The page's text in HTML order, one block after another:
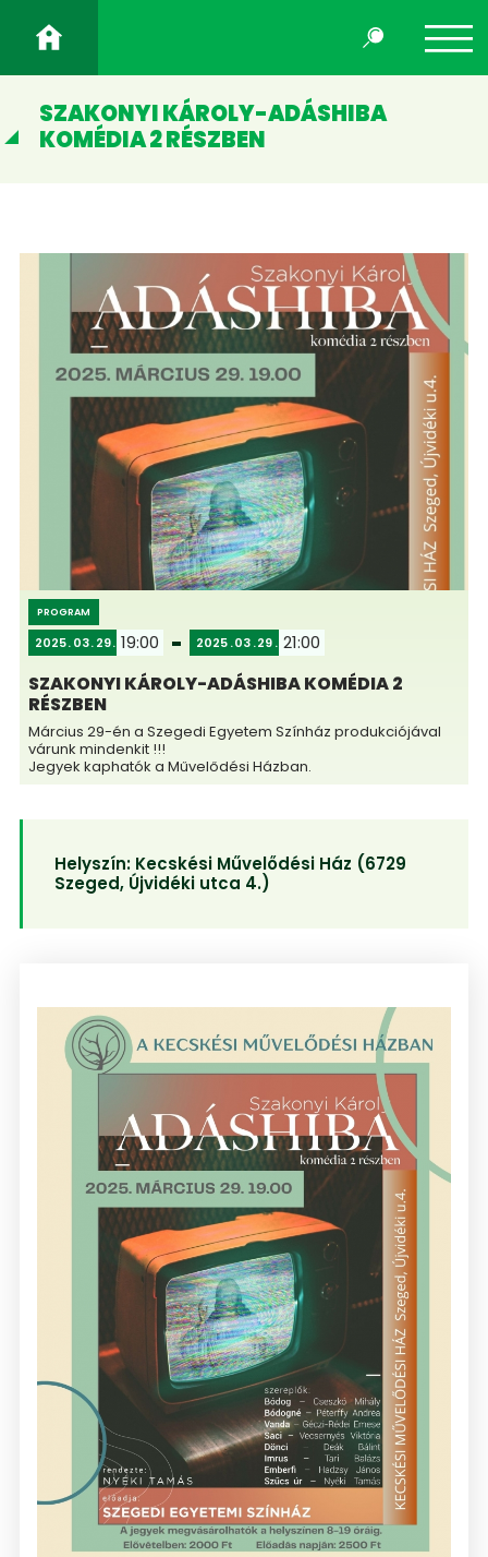
SZAKONYI KÁROLY-ADÁSHIBA
KOMÉDIA 2 RÉSZBEN
PROGRAM
2025 03 29 19:00 2025 03 29 21:00
SZAKONYI KÁROLY-ADÁSHIBA KOMÉDIA 2
RÉSZBEN
Március 29-én a Szegedi Egyetem Színház produkciójával
várunk mindenkit !!!
Jegyek kaphatók a Művelődési Házban.
Helyszín: Kecskési Művelődési Ház (6729
Szeged, Újvidéki utca 4.)